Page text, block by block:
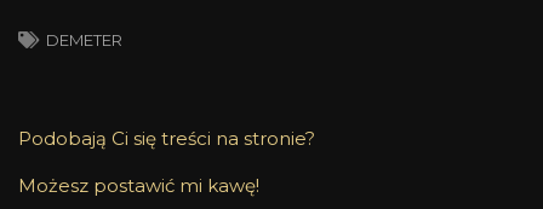
DEMETER
Podobają Ci się treści na stronie?
Możesz postawić mi kawę!